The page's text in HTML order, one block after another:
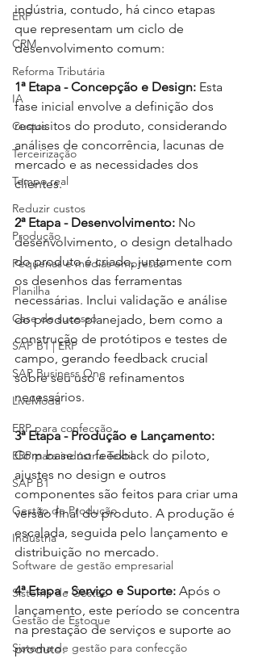
ERP
CRM
Reforma Tributária
IA
Custos
Terceirização
Tempo real
Reduzir custos
Produção
Pequenas e médias empresas
Planilha
Case de sucesso
SAP B1 | ERP
SAP Business One
LiveModa
ERP para confecção
ERP para indústria Textil
SAP B1
Gestão de Produção
Indústria
Software de gestão empresarial
Sistema de Gestão
Gestão de Estoque
Sistema de gestão para confecção
indústria, contudo, há cinco etapas
que representam um ciclo de
desenvolvimento comum:
1ª Etapa - Concepção e Design: Esta
fase inicial envolve a definição dos
requisitos do produto, considerando
análises de concorrência, lacunas de
mercado e as necessidades dos
clientes.
2ª Etapa - Desenvolvimento: No
desenvolvimento, o design detalhado
do produto é criado, juntamente com
os desenhos das ferramentas
necessárias. Inclui validação e análise
do produto planejado, bem como a
construção de protótipos e testes de
campo, gerando feedback crucial
sobre seu uso e refinamentos
necessários.
3ª Etapa - Produção e Lançamento:
Com base no feedback do piloto,
ajustes no design e outros
componentes são feitos para criar uma
versão final do produto. A produção é
escalada, seguida pelo lançamento e
distribuição no mercado.
4ª Etapa - Serviço e Suporte: Após o
lançamento, este período se concentra
na prestação de serviços e suporte ao
produto.